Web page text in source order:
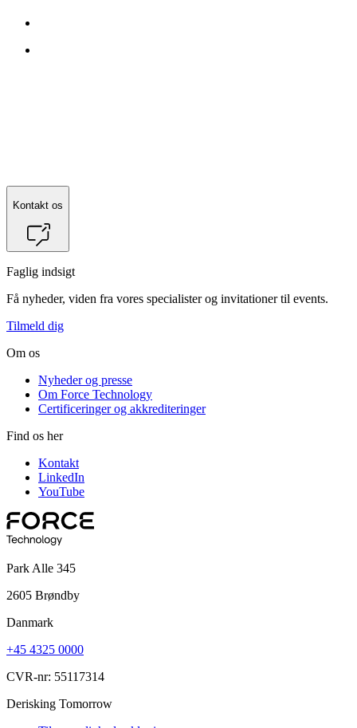
Kontakt os
Faglig indsigt
Få nyheder, viden fra vores specialister og invitationer til events.
Tilmeld dig
Om os
Nyheder og presse
Om Force Technology
Certificeringer og akkrediteringer
Find os her
Kontakt
LinkedIn
YouTube
Park Alle 345
2605 Brøndby
Danmark
+45 4325 0000
CVR-nr: 55117314
Derisking Tomorrow